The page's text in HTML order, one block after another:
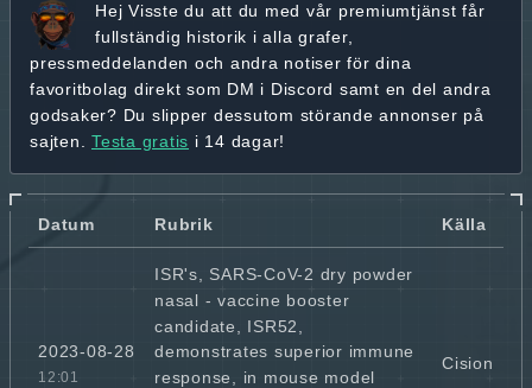
Hej Visste du att du med vår premiumtjänst får
fullständig historik i alla grafer,
pressmeddelanden och andra notiser för dina
favoritbolag direkt som DM i Discord samt en del andra
godsaker? Du slipper dessutom störande annonser på
sajten. Testa gratis i 14 dagar!
Datum Rubrik Källa
2023-08-28
12:01
ISR's, SARS-CoV-2 dry powder
nasal - vaccine booster
candidate, ISR52,
demonstrates superior immune
response, in mouse model
Cision